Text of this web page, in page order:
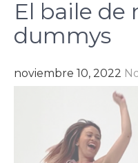
El baile de
dummys
noviembre 10, 2022